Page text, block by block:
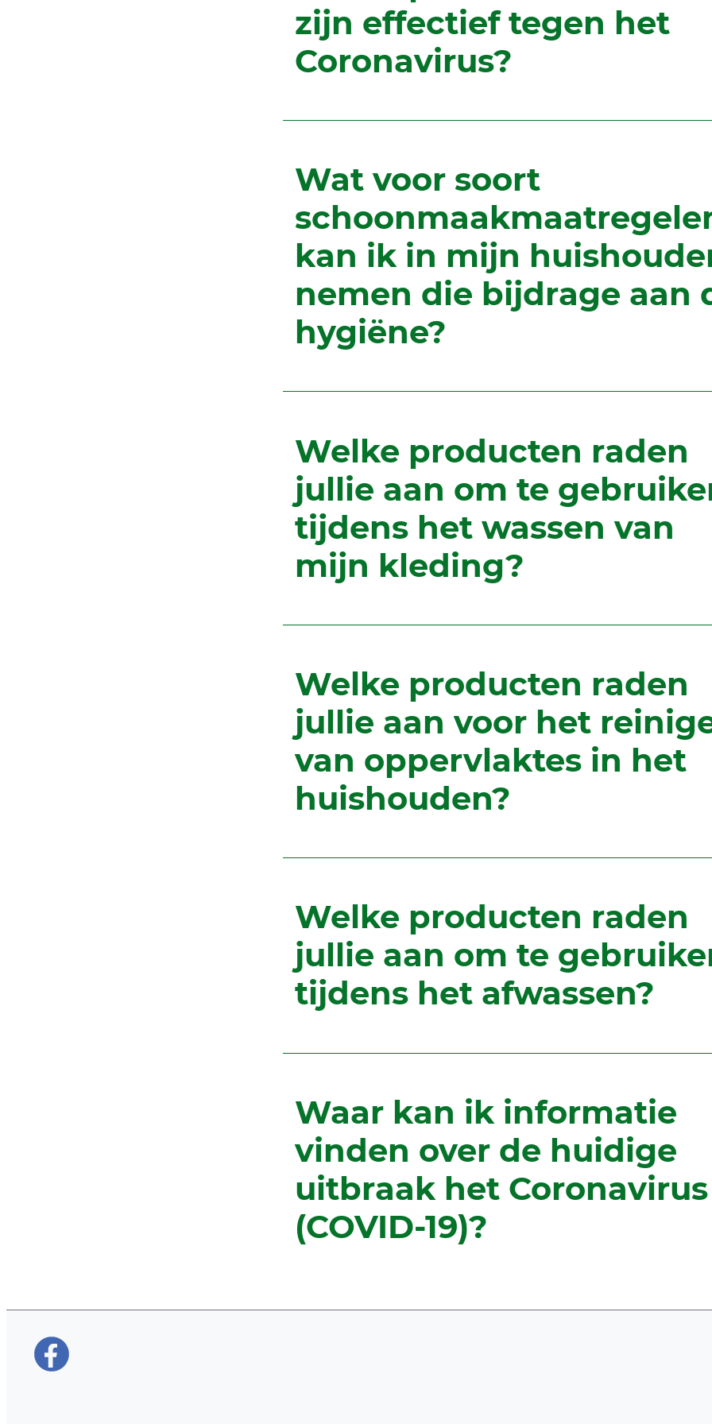
zijn effectief tegen het
Coronavirus?
Wat voor soort
kan ik in mijn
nemen die bijdrage aan
hygiëne?
Welke producten raden
jullie aan om te
tijdens het wassen van
mijn kleding?
Welke producten raden
jullie aan voor het
van oppervlaktes in het
huishouden?
Welke producten raden
jullie aan om te
tijdens het afwassen?
Waar kan ik informatie
vinden over de huidige
uitbraak het Coronavirus
(COVID-19)?